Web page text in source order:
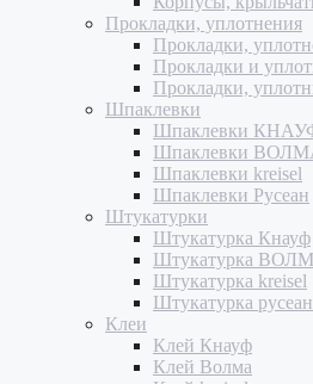
Прокладки, уплотнения
Прокладки,
Прокладки и
Прокладки,
Шпаклевки
Шпаклевки
Шпаклевки
Шпаклевки kreisel
Шпаклевки Русеан
Штукатурки
Штукатурка Кнауф
Штукатурка
Штукатурка kreisel
Штукатурка русеан
Клеи
Клей Кнауф
Клей Волма